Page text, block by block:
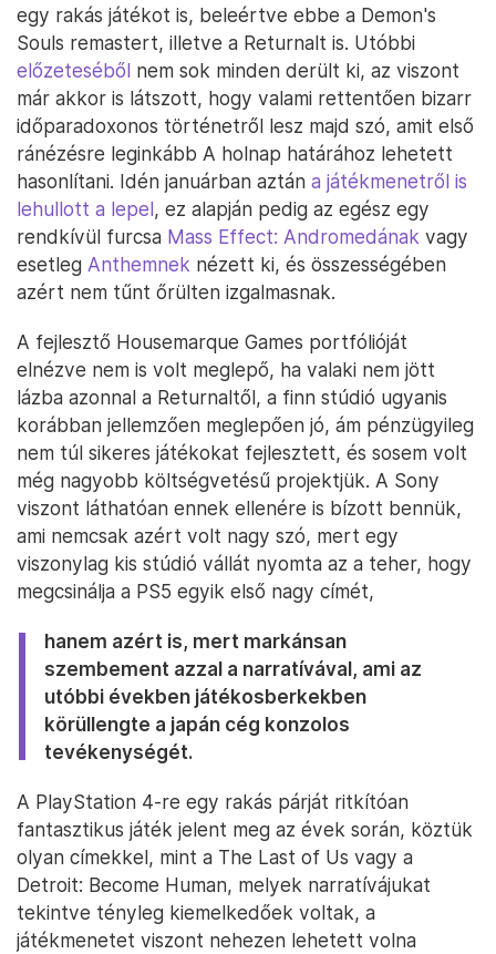
egy rakás játékot is, beleértve ebbe a Demon's
Souls remastert, illetve a Returnalt is. Utóbbi
előzeteséből nem sok minden derült ki, az viszont
már akkor is látszott, hogy valami rettentően bizarr
időparadoxonos történetről lesz majd szó, amit első
ránézésre leginkább A holnap határához lehetett
hasonlítani. Idén januárban aztán a játékmenetről is
lehullott a lepel, ez alapján pedig az egész egy
rendkívül furcsa Mass Effect: Andromedának vagy
esetleg Anthemnek nézett ki, és összességében
azért nem tűnt őrülten izgalmasnak.
A fejlesztő Housemarque Games portfólióját
elnézve nem is volt meglepő, ha valaki nem jött
lázba azonnal a Returnaltől, a finn stúdió ugyanis
korábban jellemzően meglepően jó, ám pénzügyileg
nem túl sikeres játékokat fejlesztett, és sosem volt
még nagyobb költségvetésű projektjük. A Sony
viszont láthatóan ennek ellenére is bízott bennük,
ami nemcsak azért volt nagy szó, mert egy
viszonylag kis stúdió vállát nyomta az a teher, hogy
megcsinálja a PS5 egyik első nagy címét,
hanem azért is, mert markánsan
szembement azzal a narratívával, ami az
utóbbi években játékosberkekben
körüllengte a japán cég konzolos
tevékenységét.
A PlayStation 4-re egy rakás párját ritkítóan
fantasztikus játék jelent meg az évek során, köztük
olyan címekkel, mint a The Last of Us vagy a
Detroit: Become Human, melyek narratívájukat
tekintve tényleg kiemelkedőek voltak, a
játékmenetet viszont nehezen lehetett volna